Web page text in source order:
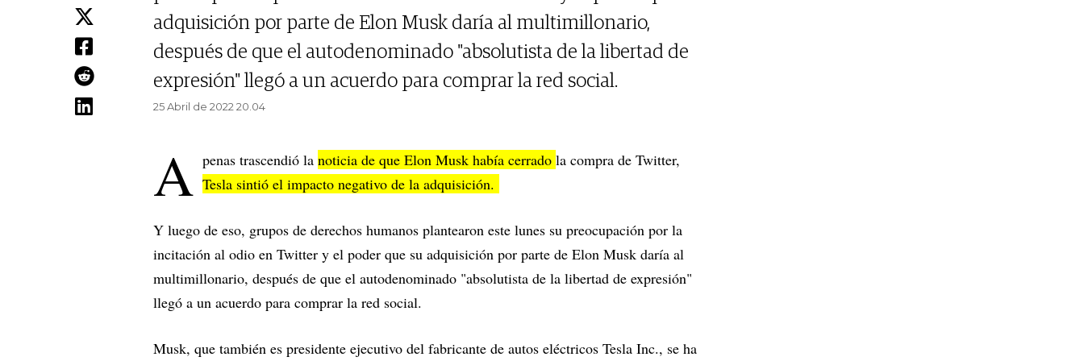
adquisición por parte de Elon Musk daría al multimillonario,
después de que el autodenominado "absolutista de la libertad de
expresión" llegó a un acuerdo para comprar la red social.
25 Abril de 2022 20.04
A penas trascendió la noticia de que Elon Musk había cerrado la compra de Twitter,
Tesla sintió el impacto negativo de la adquisición.
Y luego de eso, grupos de derechos humanos plantearon este lunes su preocupación por la
incitación al odio en Twitter y el poder que su adquisición por parte de Elon Musk daría al
multimillonario, después de que el autodenominado "absolutista de la libertad de expresión"
llegó a un acuerdo para comprar la red social.
Musk, que también es presidente ejecutivo del fabricante de autos eléctricos Tesla Inc., se ha